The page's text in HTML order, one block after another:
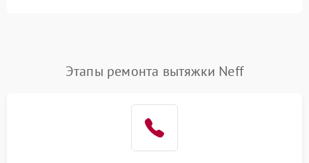
Этапы ремонта вытяжки Neff